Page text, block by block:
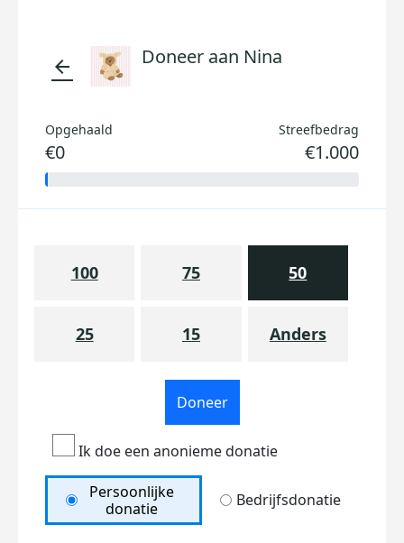
arrow_back Doneer aan Nina
Opgehaald
€0
Streefbedrag
€1.000
100 75 50
25 15 Anders
Doneer
Ik doe een anonieme donatie
Persoonlijke
donatie
Bedrijfsdonatie